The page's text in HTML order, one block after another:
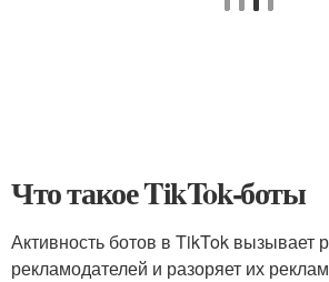
Что такое TikTok-боты
Активность ботов в TikTok вызывает
рекламодателей и разоряет их